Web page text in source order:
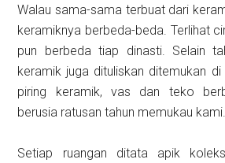
Walau sama-sama terbuat dari
keramiknya berbeda-beda. Terlihat
pun berbeda tiap dinasti. Selain
keramik juga dituliskan ditemukan
piring keramik, vas dan teko
berusia ratusan tahun memukau kami.
Setiap ruangan ditata apik